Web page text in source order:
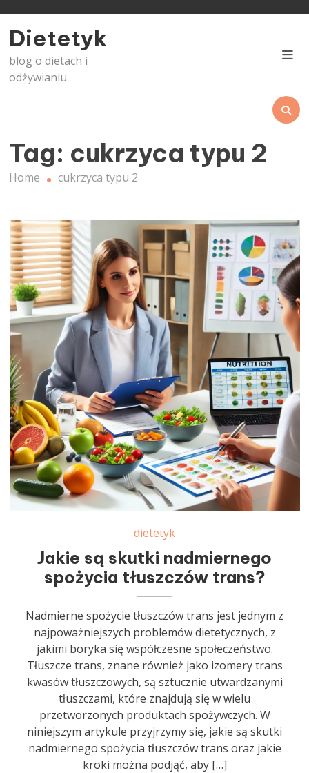
content
Dietetyk
blog o dietach i
odżywianiu
Tag: cukrzyca typu 2
Home cukrzyca typu 2
dietetyk
Jakie są skutki nadmiernego
spożycia tłuszczów trans?
Nadmierne spożycie tłuszczów trans jest jednym z
najpoważniejszych problemów dietetycznych, z
jakimi boryka się współczesne społeczeństwo.
Tłuszcze trans, znane również jako izomery trans
kwasów tłuszczowych, są sztucznie utwardzanymi
tłuszczami, które znajdują się w wielu
przetworzonych produktach spożywczych. W
niniejszym artykule przyjrzymy się, jakie są skutki
nadmiernego spożycia tłuszczów trans oraz jakie
kroki można podjąć, aby […]